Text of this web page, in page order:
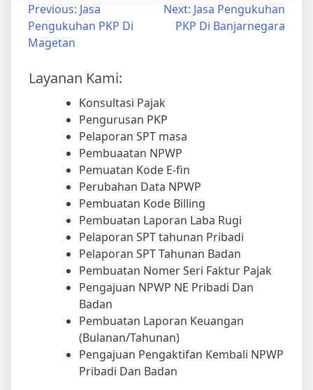
Previous: Jasa
Pengukuhan PKP Di
Magetan
Next: Jasa Pengukuhan
PKP Di Banjarnegara
Layanan Kami:
Konsultasi Pajak
Pengurusan PKP
Pelaporan SPT masa
Pembuaatan NPWP
Pemuatan Kode E-fin
Perubahan Data NPWP
Pembuatan Kode Billing
Pembuatan Laporan Laba Rugi
Pelaporan SPT tahunan Pribadi
Pelaporan SPT Tahunan Badan
Pembuatan Nomer Seri Faktur Pajak
Pengajuan NPWP NE Pribadi Dan
Badan
Pembuatan Laporan Keuangan
(Bulanan/Tahunan)
Pengajuan Pengaktifan Kembali NPWP
Pribadi Dan Badan